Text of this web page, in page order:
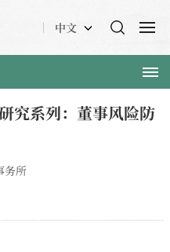
中文
究系列：董事风险防
务所